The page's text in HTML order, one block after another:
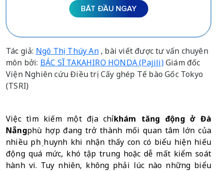
BẮT ĐẦU NGAY
Tác giả: Ngô Thị Thúy An, bài viết được tư vấn chuyên
môn bởi: BÁC SĨ TAKAHIRO HONDA (Pajili)Giám đốc
Viện Nghiên cứu Điều trị Cấy ghép Tế bào Gốc Tokyo
(TSRI)
Việc tìm kiếm một địa chỉkhám tăng động ở Đà
Nẵngphù hợp đang trở thành mối quan tâm lớn của
nhiều phụ huynh khi nhận thấy con có biểu hiện hiếu
động quá mức, khó tập trung hoặc dễ mất kiểm soát
hành vi. Tuy nhiên, không phải lúc nào những biểu